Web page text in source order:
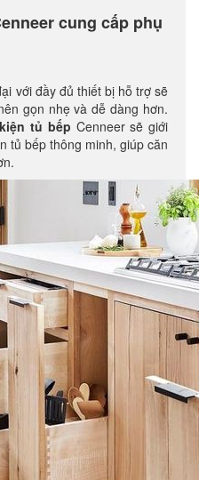
cung cấp phụ
với đầy đủ thiết bị hỗ trợ sẽ
gọn nhẹ và dễ dàng hơn.
tủ bếp Cenneer sẽ giới
tủ bếp thông minh, giúp căn